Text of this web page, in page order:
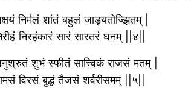
निर्मलं शांतं बहुलं जाड्यतोज्झितम् |
निरहंकारं सारं सारतरं घनम् ||४||
शुभं स्फीतं सात्त्विकं राजसं मतम् |
विरसं बुद्धं तैजसं शर्वरीसमम् ||५||